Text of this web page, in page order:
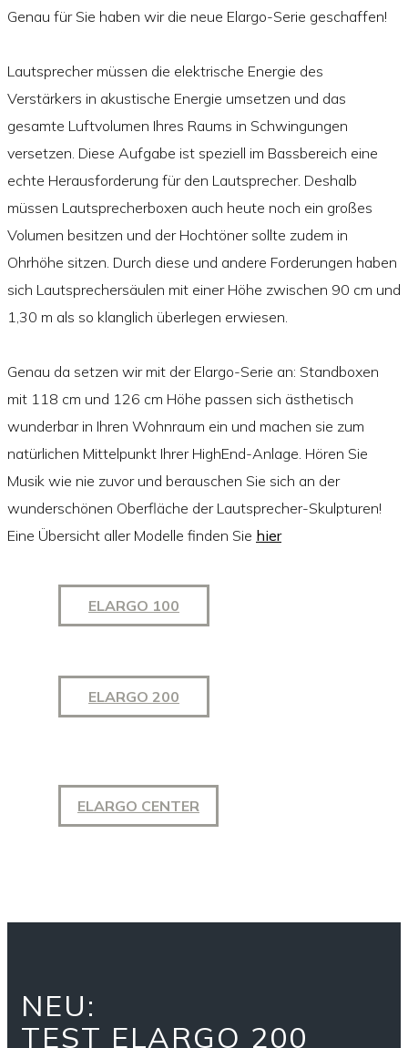
Genau für Sie haben wir die neue Elargo-Serie geschaffen!
Lautsprecher müssen die elektrische Energie des
Verstärkers in akustische Energie umsetzen und das
gesamte Luftvolumen Ihres Raums in Schwingungen
versetzen. Diese Aufgabe ist speziell im Bassbereich eine
echte Herausforderung für den Lautsprecher. Deshalb
müssen Lautsprecherboxen auch heute noch ein großes
Volumen besitzen und der Hochtöner sollte zudem in
Ohrhöhe sitzen. Durch diese und andere Forderungen haben
sich Lautsprechersäulen mit einer Höhe zwischen 90 cm und
1,30 m als so klanglich überlegen erwiesen.
Genau da setzen wir mit der Elargo-Serie an: Standboxen
mit 118 cm und 126 cm Höhe passen sich ästhetisch
wunderbar in Ihren Wohnraum ein und machen sie zum
natürlichen Mittelpunkt Ihrer HighEnd-Anlage. Hören Sie
Musik wie nie zuvor und berauschen Sie sich an der
wunderschönen Oberfläche der Lautsprecher-Skulpturen!
Eine Übersicht aller Modelle finden Sie hier
ELARGO 100
ELARGO 200
ELARGO CENTER
NEU:
TEST ELARGO 200